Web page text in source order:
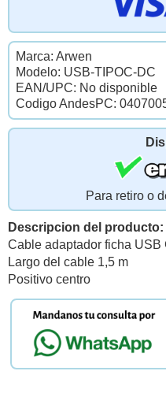
Marca: Arwen
Modelo: USB-TIPOC-DC
EAN/UPC: No disponible
Codigo AndesPC:
Para retiro o
Descripcion del producto:
Cable adaptador ficha USB
Largo del cable 1,5 m
Positivo centro